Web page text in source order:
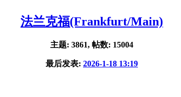
法兰克福(Frankfurt/Main)
主题: 3861, 帖数: 15004
最后发表: 2026-1-18 13:19